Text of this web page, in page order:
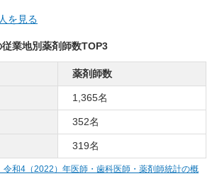
を見る
業地別薬剤師数TOP3
薬剤師数
1,365名
352名
319名
和4（2022）年医師・歯科医師・薬剤師統計の概